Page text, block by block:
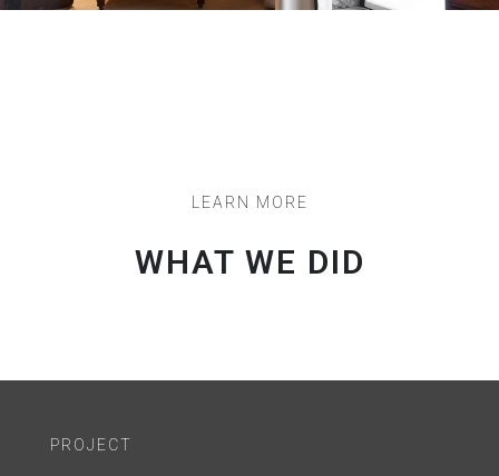
LEARN MORE
WHAT WE DID
PROJECT